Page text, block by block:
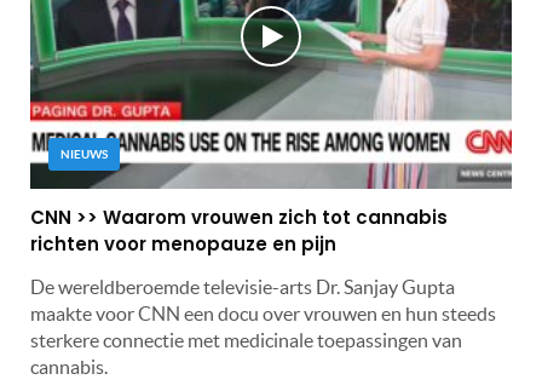
NIEUWS
CNN >> Waarom vrouwen zich tot cannabis
richten voor menopauze en pijn
De wereldberoemde televisie-arts Dr. Sanjay Gupta
maakte voor CNN een docu over vrouwen en hun steeds
sterkere connectie met medicinale toepassingen van
cannabis.